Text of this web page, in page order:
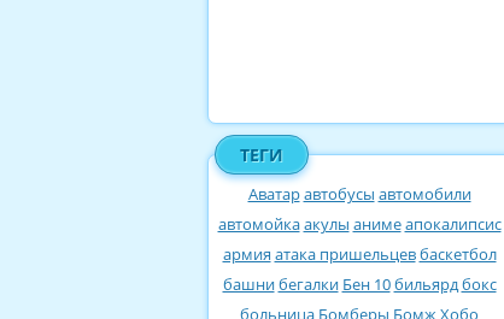
ТЕГИ
Аватаравтобусы автомобили
автомойкаакулы анимеапокалипсис
армия атака пришельцевбаскетбол
башнибегалки Бен 10бильярдбокс
больница Бомберы Бомж Хобо